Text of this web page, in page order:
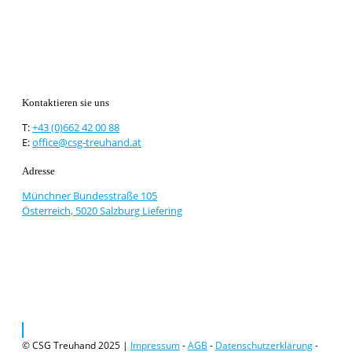
Kontaktieren sie uns
T:+43 (0)662 42 00 88
E:office@csg-treuhand.at
Adresse
Münchner Bundesstraße 105
Österreich, 5020 Salzburg Liefering
© CSG Treuhand 2025 | Impressum-AGB - Datenschutzerklärung-